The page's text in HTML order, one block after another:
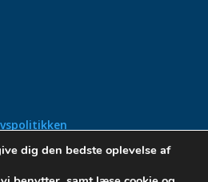
CLASSIC
dig den bedste oplevelse af